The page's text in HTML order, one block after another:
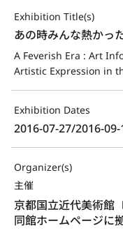
Exhibition Title(s)
あの時みんな熱かっ
A Feverish Era : Art
Artistic Expression in
Exhibition Dates
2016-07-27/2016-09-
Organizer(s)
主催
京都国立近代美術館
同館ホームページに